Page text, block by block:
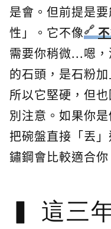
是會。但前提是
性」。它不像
需要你稍微...嗯
的石頭，是石粉
所以它堅硬，但
別注意。如果你
把碗盤直接「丟
鏽鋼會比較適合你
這三